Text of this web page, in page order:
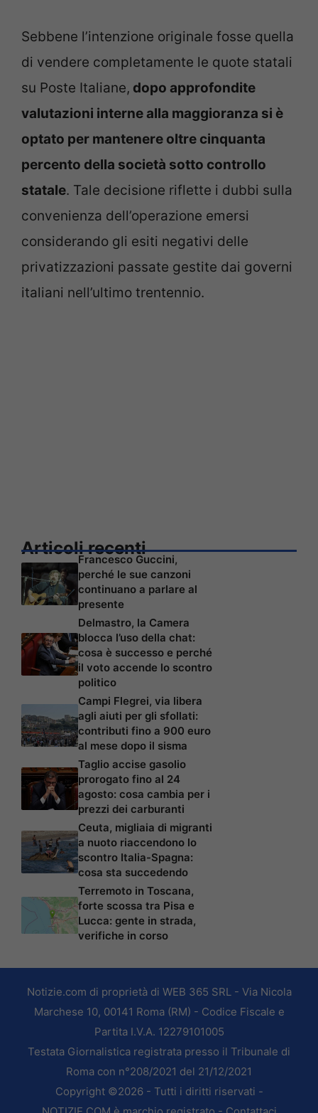
Sebbene l’intenzione originale fosse quella
di vendere completamente le quote statali
su Poste Italiane, dopo approfondite
valutazioni interne alla maggioranza si è
optato per mantenere oltre cinquanta
percento della società sotto controllo
statale. Tale decisione riflette i dubbi sulla
convenienza dell’operazione emersi
considerando gli esiti negativi delle
privatizzazioni passate gestite dai governi
italiani nell’ultimo trentennio.
Articoli recenti
Francesco Guccini,
perché le sue canzoni
continuano a parlare al
presente
Delmastro, la Camera
blocca l’uso della chat:
cosa è successo e perché
il voto accende lo scontro
politico
Campi Flegrei, via libera
agli aiuti per gli sfollati:
contributi fino a 900 euro
al mese dopo il sisma
Taglio accise gasolio
prorogato fino al 24
agosto: cosa cambia per i
prezzi dei carburanti
Ceuta, migliaia di migranti
a nuoto riaccendono lo
scontro Italia-Spagna:
cosa sta succedendo
Terremoto in Toscana,
forte scossa tra Pisa e
Lucca: gente in strada,
verifiche in corso
Notizie.com di proprietà di WEB 365 SRL - Via Nicola
Marchese 10, 00141 Roma (RM) - Codice Fiscale e
Partita I.V.A. 12279101005
Testata Giornalistica registrata presso il Tribunale di
Roma con n°208/2021 del 21/12/2021
Copyright ©2026 - Tutti i diritti riservati -